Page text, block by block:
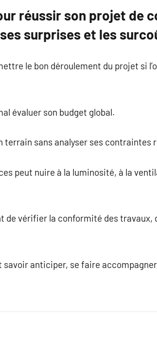
réussir son projet de
surprises et les
le bon déroulement du projet si
évaluer son budget global.
sans analyser ses contraintes
peut nuire à la luminosité, à la
vérifier la conformité des travaux,
anticiper, se faire